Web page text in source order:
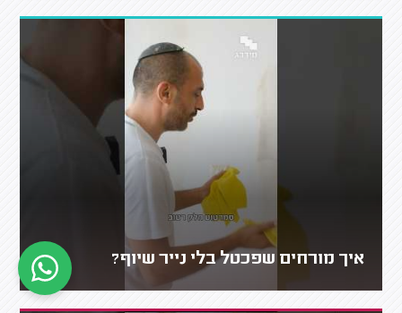
איך מורחים שפכטל בלי נייר שיוף?